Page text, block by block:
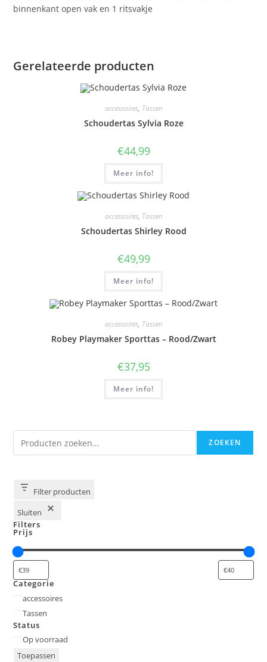
binnenkant open vak en 1 ritsvakje
Gerelateerde producten
accessoires, Tassen
Schoudertas Sylvia Roze
€44,99
Meer info!
accessoires, Tassen
Schoudertas Shirley Rood
€49,99
Meer info!
accessoires, Tassen
Robey Playmaker Sporttas – Rood/Zwart
€37,95
Meer info!
Zoeken ZOEKEN
Filter producten
Sluiten
Filters
Prijs
Categorie
Categorie
accessoires
Tassen
Status
Status
Op voorraad
Toepassen